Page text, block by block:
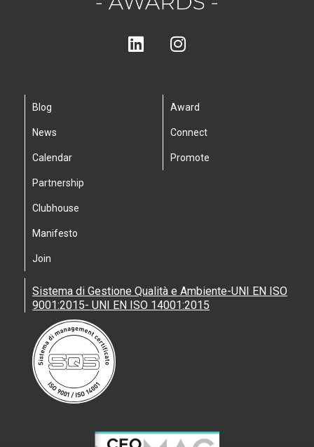
Blog
News
Calendar
Partnership
Clubhouse
Manifesto
Join
Award
Connect
Promote
Sistema di Gestione Qualità e Ambiente-UNI EN ISO
9001:2015- UNI EN ISO 14001:2015